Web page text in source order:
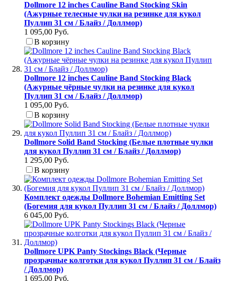
Dollmore 12 inches Cauline Band Stocking Skin
(Ажурные телесные чулки на резинке для кукол
Пуллип 31 см / Блайз / Доллмор)
1 095,00 Руб.
В корзину
Dollmore 12 inches Cauline Band Stocking Black
(Ажурные чёрные чулки на резинке для кукол
Пуллип 31 см / Блайз / Доллмор)
1 095,00 Руб.
В корзину
Dollmore Solid Band Stocking (Белые плотные чулки
для кукол Пуллип 31 см / Блайз / Доллмор)
1 295,00 Руб.
В корзину
Комплект одежды Dollmore Bohemian Emitting Set
(Богемия для кукол Пуллип 31 см / Блайз / Доллмор)
6 045,00 Руб.
Dollmore UPK Panty Stockings Black (Черные
прозрачные колготки для кукол Пуллип 31 см / Блайз
/ Доллмор)
1 695,00 Руб.